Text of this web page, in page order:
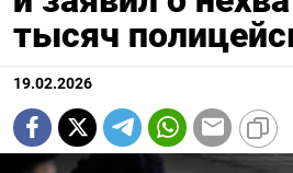
тысяч
19.02.2026